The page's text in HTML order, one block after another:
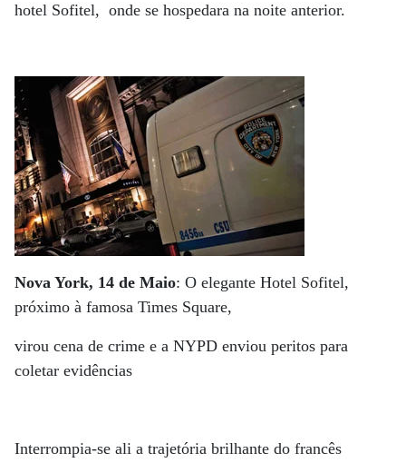
hotel Sofitel, onde se hospedara na noite anterior.
Nova York, 14 de Maio: O elegante Hotel Sofitel,
próximo à famosa Times Square,
virou cena de crime e a NYPD enviou peritos para
coletar evidências
Interrompia-se ali a trajetória brilhante do francês